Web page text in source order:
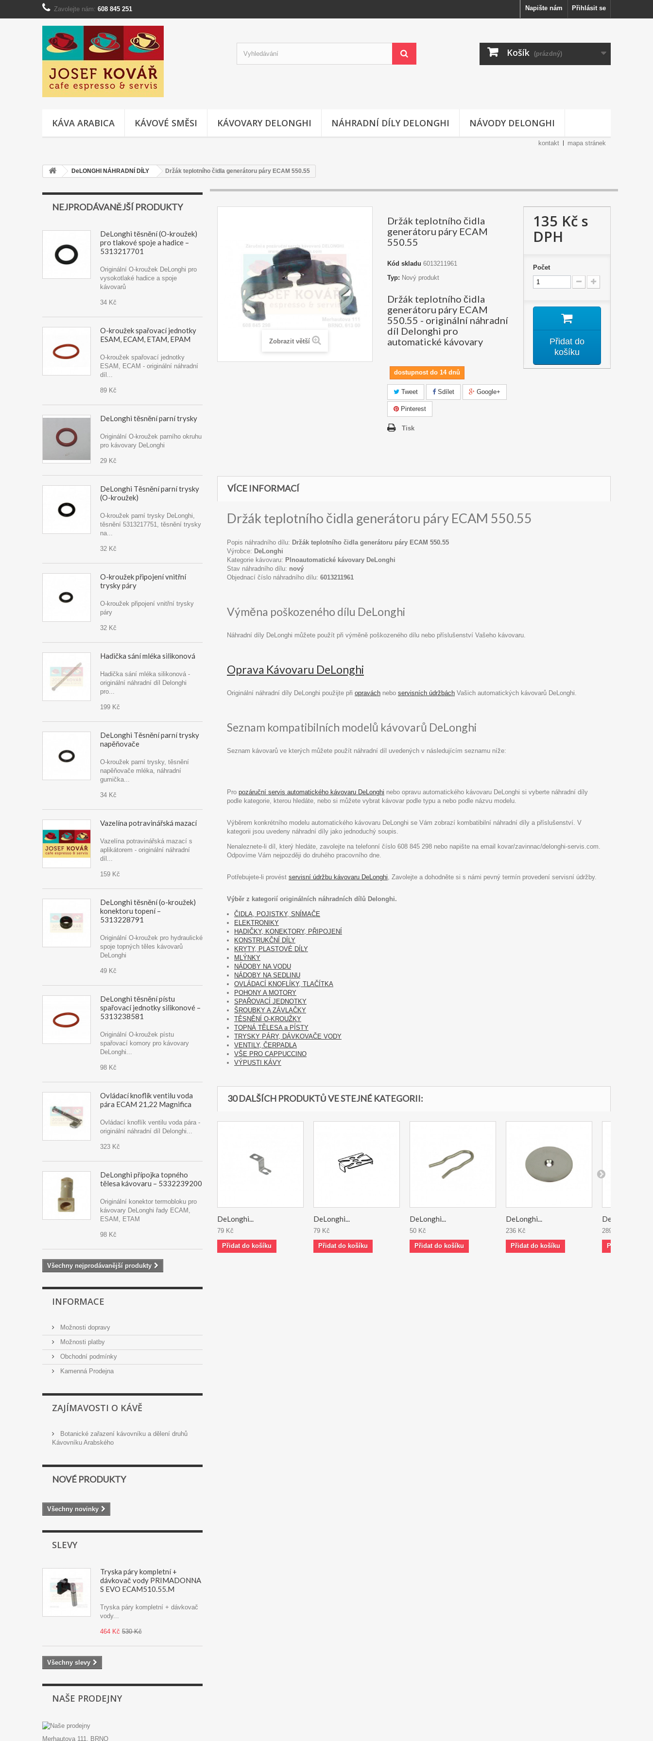
Přihlásit se
Napište nám
Zavolejte nám: 608 845 251
Košík (prázdný)
KÁVA ARABICA KÁVOVÉ SMĚSI KÁVOVARY DELONGHI NÁHRADNÍ DÍLY DELONGHI NÁVODY DELONGHI
kontakt mapa stránek
DeLONGHI NÁHRADNÍ DÍLY Držák teplotního čidla generátoru páry ECAM 550.55
NEJPRODÁVANĚJŠÍ PRODUKTY
DeLonghi těsnění (O-kroužek)
pro tlakové spoje a hadice –
5313217701
Originální O-kroužek DeLonghi pro
vysokotlaké hadice a spoje
kávovarů
34 Kč
O-kroužek spařovací jednotky
ESAM, ECAM, ETAM, EPAM
O-kroužek spařovací jednotky
ESAM, ECAM - originální náhradní
díl...
89 Kč
DeLonghi těsnění parní trysky
Originální O-kroužek parního okruhu
pro kávovary DeLonghi
29 Kč
DeLonghi Těsnění parní trysky
(O-kroužek)
O-kroužek parní trysky DeLonghi,
těsnění 5313217751, těsnění trysky
na...
32 Kč
O-kroužek připojení vnitřní
trysky páry
O-kroužek připojení vnitřní trysky
páry
32 Kč
Hadička sání mléka silikonová
Hadička sání mléka silikonová -
originální náhradní díl Delonghi
pro...
199 Kč
DeLonghi Těsnění parní trysky
napěňovače
O-kroužek parní trysky, těsnění
napěňovače mléka, náhradní
gumička...
34 Kč
Vazelína potravinářská mazací
Vazelína potravinářská mazací s
aplikátorem - originální náhradní
díl...
159 Kč
DeLonghi těsnění (o-kroužek)
konektoru topení –
5313228791
Originální O-kroužek pro hydraulické
spoje topných těles kávovarů
DeLonghi
49 Kč
DeLonghi těsnění pístu
spařovací jednotky silikonové –
5313238581
Originální O-kroužek pístu
spařovací komory pro kávovary
DeLonghi...
98 Kč
Ovládací knoflík ventilu voda
pára ECAM 21,22 Magnifica
Ovládací knoflík ventilu voda pára -
originální náhradní díl Delonghi...
323 Kč
DeLonghi přípojka topného
tělesa kávovaru – 5332239200
Originální konektor termobloku pro
kávovary DeLonghi řady ECAM,
ESAM, ETAM
98 Kč
Všechny nejprodávanější produkty
INFORMACE
Možnosti dopravy
Možnosti platby
Obchodní podmínky
Kamenná Prodejna
ZAJÍMAVOSTI O KÁVĚ
Botanické zařazení kávovníku a dělení druhů
Kávovníku Arabského
NOVÉ PRODUKTY
Všechny novinky
SLEVY
Tryska páry kompletní +
dávkovač vody PRIMADONNA
S EVO ECAM510.55.M
Tryska páry kompletní + dávkovač
vody...
464 Kč 530 Kč
Všechny slevy
NAŠE PRODEJNY
Merhautova 111, BRNO
Zobrazit větší
Držák teplotního čidla
generátoru páry ECAM
550.55
Kód skladu 6013211961
Typ: Nový produkt
Držák teplotního čidla
generátoru páry ECAM
550.55 - originální náhradní
díl Delonghi pro
automatické kávovary
dostupnost do 14 dnů
Tweet Sdílet Google+
Pinterest
Tisk
135 Kčs
DPH
Počet
Přidat do
košíku
VÍCE INFORMACÍ
Držák teplotního čidla generátoru páry ECAM 550.55
Popis náhradního dílu: Držák teplotního čidla generátoru páry ECAM 550.55
Výrobce: DeLonghi
Kategorie kávovaru: Plnoautomatické kávovary DeLonghi
Stav náhradního dílu: nový
Objednací číslo náhradního dílu: 6013211961
Výměna poškozeného dílu DeLonghi
Náhradní díly DeLonghi můžete použít při výměně poškozeného dílu nebo příslušenství Vašeho kávovaru.
Oprava Kávovaru DeLonghi
Originální náhradní díly DeLonghi použijte při opravách nebo servisních údržbách Vašich automatických kávovarů DeLonghi.
Seznam kompatibilních modelů kávovarů DeLonghi
Seznam kávovarů ve kterých můžete použít náhradní díl uvedených v následujícím seznamu níže:
Pro pozáruční servis automatického kávovaru DeLonghi nebo opravu automatického kávovaru DeLonghi si vyberte náhradní díly
podle kategorie, kterou hledáte, nebo si můžete vybrat kávovar podle typu a nebo podle názvu modelu.
Výběrem konkrétního modelu automatického kávovaru DeLonghi se Vám zobrazí kombatibilní náhradní díly a příslušenství. V
kategorii jsou uvedeny náhradní díly jako jednoduchý soupis.
Nenaleznete-li díl, který hledáte, zavolejte na telefonní číslo 608 845 298 nebo napište na email kovar/zavinnac/delonghi-servis.com.
Odpovíme Vám nejpozději do druhého pracovního dne.
Potřebujete-li provést servisní údržbu kávovaru DeLonghi, Zavolejte a dohodněte si s námi pevný termín provedení servisní údržby.
Výběr z kategorií originálních náhradních dílů Delonghi.
ČIDLA, POJISTKY, SNÍMAČE
ELEKTRONIKY
HADIČKY, KONEKTORY, PŘIPOJENÍ
KONSTRUKČNÍ DÍLY
KRYTY, PLASTOVÉ DÍLY
MLÝNKY
NÁDOBY NA VODU
NÁDOBY NA SEDLINU
OVLÁDACÍ KNOFLÍKY, TLAČÍTKA
POHONY A MOTORY
SPAŘOVACÍ JEDNOTKY
ŠROUBKY A ZÁVLAČKY
TĚSNĚNÍ O-KROUŽKY
TOPNÁ TĚLESA a PÍSTY
TRYSKY PÁRY, DÁVKOVAČE VODY
VENTILY, ČERPADLA
VŠE PRO CAPPUCCINO
VÝPUSTI KÁVY
30 DALŠÍCH PRODUKTŮ VE STEJNÉ KATEGORII:
DeLonghi...
79 Kč
Přidat do košíku
DeLonghi...
79 Kč
Přidat do košíku
DeLonghi...
50 Kč
Přidat do košíku
DeLonghi...
236 Kč
Přidat do košíku
DeLonghi...
289 Kč
Přidat do